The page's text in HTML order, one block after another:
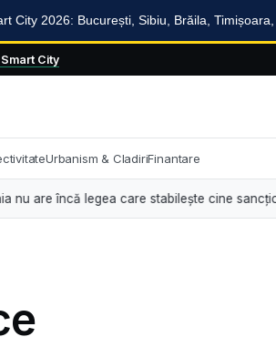
City 2026: București, Sibiu, Brăila,
City
Urbanism & CladiriFinantare
încă legea care stabilește cine